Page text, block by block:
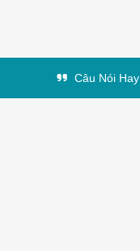
Câu Nói Hay